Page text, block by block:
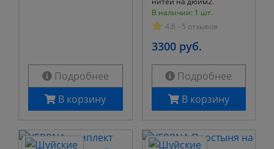
Подробнее
В корзину
В наличии: 1 шт.
4.6 - 5 отзывов
3300 руб.
Подробнее
В корзину